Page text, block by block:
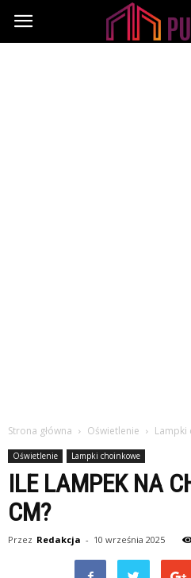
PUWN.pl
Strona główna Oświetlenie Lampki
Oświetlenie Lampki choinkowe
ILE LAMPEK NA
CM?
Przez Redakcja - 10 września 2025